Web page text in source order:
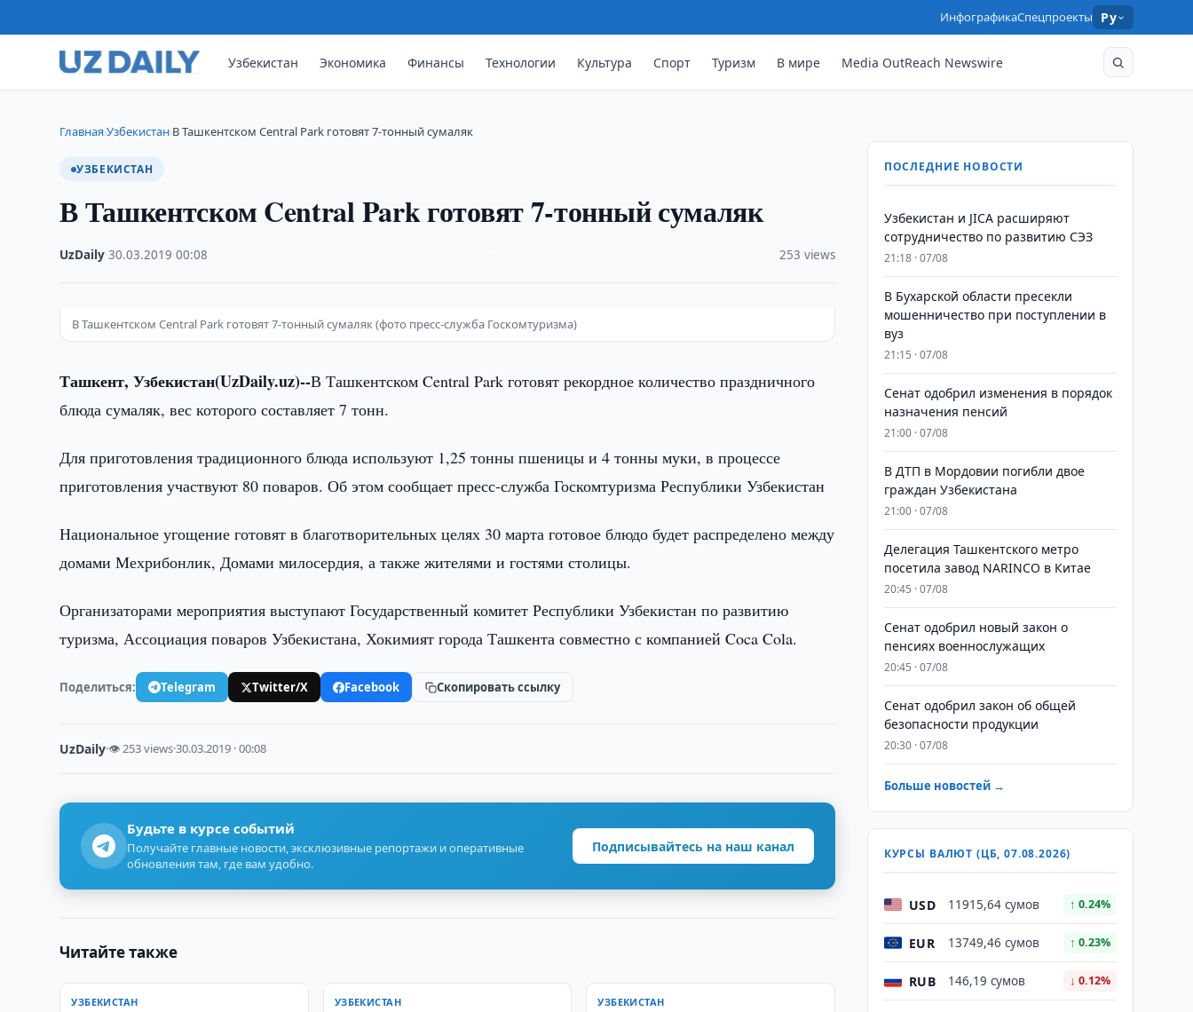
ИнфографикаСпецпроекты Ру
Узбекистан Экономика Финансы Технологии Культура Спорт Туризм В мире Media OutReach Newswire
Главная›Узбекистан›В Ташкентском Central Park готовят 7-тонный сумаляк
УЗБЕКИСТАН
В Ташкентском Central Park готовят 7-тонный сумаляк
UzDaily ·30.03.2019 ·00:08 253 views
В Ташкентском Central Park готовят 7-тонный сумаляк (фото пресс-служба Госкомтуризма)
Ташкент, Узбекистан(UzDaily.uz)--В Ташкентском Central Park готовят рекордное количество праздничного
блюда сумаляк, вес которого составляет 7 тонн.
Для приготовления традиционного блюда используют 1,25 тонны пшеницы и 4 тонны муки, в процессе
приготовления участвуют 80 поваров. Об этом сообщает пресс-служба Госкомтуризма Республики Узбекистан
Национальное угощение готовят в благотворительных целях 30 марта готовое блюдо будет распределено между
домами Мехрибонлик, Домами милосердия, а также жителями и гостями столицы.
Организаторами мероприятия выступают Государственный комитет Республики Узбекистан по развитию
туризма, Ассоциация поваров Узбекистана, Хокимият города Ташкента совместно с компанией Coca Cola.
Поделиться: Telegram Twitter/X Facebook Скопировать ссылку
UzDaily·👁 253 views·30.03.2019 · 00:08
Будьте в курсе событий
Получайте главные новости, эксклюзивные репортажи и оперативные
обновления там, где вам удобно.
Подписывайтесь на наш канал
Читайте также
УЗБЕКИСТАН УЗБЕКИСТАН УЗБЕКИСТАН
ПОСЛЕДНИЕ НОВОСТИ
Узбекистан и JICA расширяют
сотрудничество по развитию СЭЗ
21:18 · 07/08
В Бухарской области пресекли
мошенничество при поступлении в
вуз
21:15 · 07/08
Сенат одобрил изменения в порядок
назначения пенсий
21:00 · 07/08
В ДТП в Мордовии погибли двое
граждан Узбекистана
21:00 · 07/08
Делегация Ташкентского метро
посетила завод NARINCO в Китае
20:45 · 07/08
Сенат одобрил новый закон о
пенсиях военнослужащих
20:45 · 07/08
Сенат одобрил закон об общей
безопасности продукции
20:30 · 07/08
Больше новостей →
КУРСЫ ВАЛЮТ (ЦБ, 07.08.2026)
USD 11915,64 сумов ↑ 0.24%
EUR 13749,46 сумов ↑ 0.23%
RUB 146,19 сумов ↓ 0.12%